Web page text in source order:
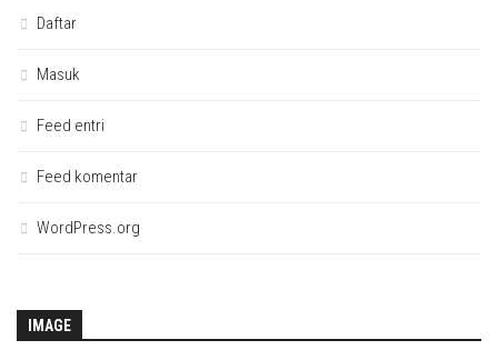
Daftar
Masuk
Feed entri
Feed komentar
WordPress.org
IMAGE